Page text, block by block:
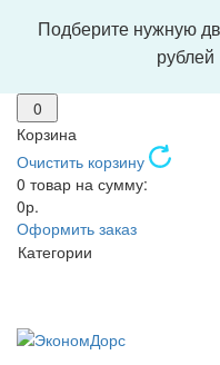
Подберите нужную
рублей
0
Корзина
Очистить корзину
0 товар на сумму:
0р.
Оформить заказ
Категории